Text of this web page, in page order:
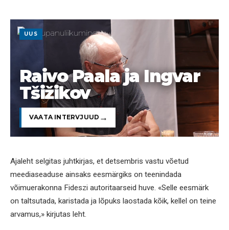
UUS
Raivo Paala ja Ingvar
Tšižikov
VAATA INTERVJUUD
Ajaleht selgitas juhtkirjas, et detsembris vastu võetud
meediaseaduse ainsaks eesmärgiks on teenindada
võimuerakonna Fideszi autoritaarseid huve. «Selle eesmärk
on taltsutada, karistada ja lõpuks laostada kõik, kellel on teine
arvamus,» kirjutas leht.